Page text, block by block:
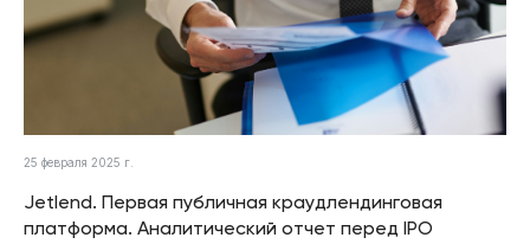
25 февраля 2025 г.
Jetlend. Первая публичная краудлендинговая
платформа. Аналитический отчет перед IPO